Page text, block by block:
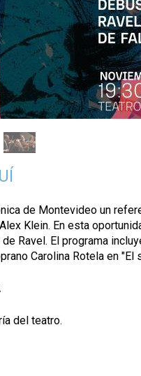
de Montevideo un
Klein. En esta
Ravel. El programa
Carolina Rotela en "El
del teatro.